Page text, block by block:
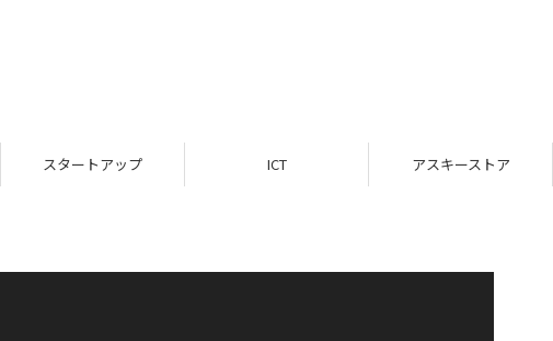
スタートアップ ICT アスキーストア